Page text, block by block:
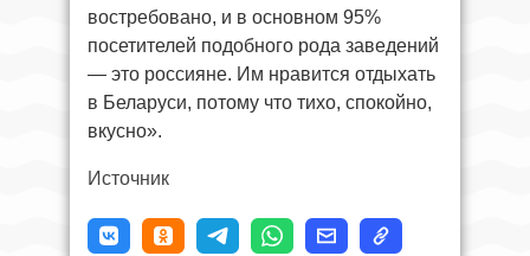
востребовано, и в основном 95%
посетителей подобного рода заведений
— это россияне. Им нравится отдыхать
в Беларуси, потому что тихо, спокойно,
вкусно».
Источник